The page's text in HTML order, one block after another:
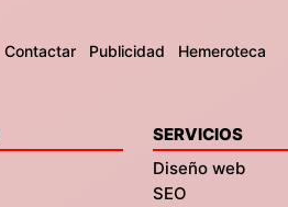
Contactar Publicidad Hemeroteca
SERVICIOS
Diseño web
SEO